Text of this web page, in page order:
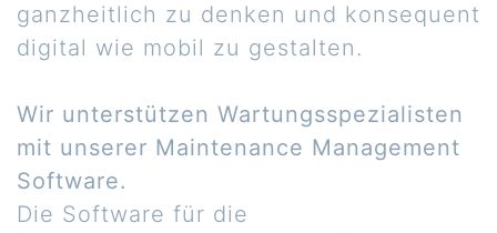
ganzheitlich zu denken und konsequent
digital wie mobil zu gestalten.
Wir unterstützen Wartungsspezialisten
mit unserer Maintenance Management
Software.
Die Software für die